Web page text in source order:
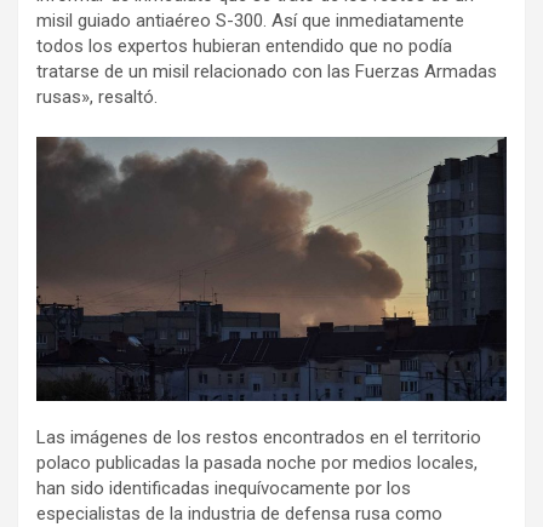
misil guiado antiaéreo S-300. Así que inmediatamente
todos los expertos hubieran entendido que no podía
tratarse de un misil relacionado con las Fuerzas Armadas
rusas», resaltó.
Las imágenes de los restos encontrados en el territorio
polaco publicadas la pasada noche por medios locales,
han sido identificadas inequívocamente por los
especialistas de la industria de defensa rusa como